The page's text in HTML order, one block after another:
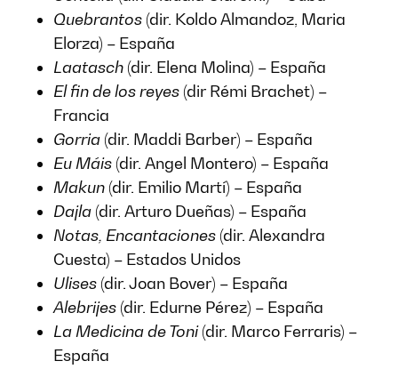
Quebrantos (dir. Koldo Almandoz, Maria
Elorza) – España
Laatasch (dir. Elena Molina) – España
El fin de los reyes (dir Rémi Brachet) –
Francia
Gorria (dir. Maddi Barber) – España
Eu Máis (dir. Angel Montero) – España
Makun (dir. Emilio Martí) – España
Dajla (dir. Arturo Dueñas) – España
Notas, Encantaciones (dir. Alexandra
Cuesta) – Estados Unidos
Ulises (dir. Joan Bover) – España
Alebrijes (dir. Edurne Pérez) – España
La Medicina de Toni(dir. Marco Ferraris) –
España